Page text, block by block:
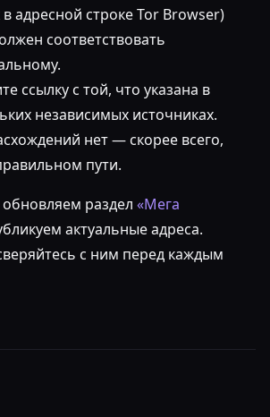
адресной строке Tor Browser)
соответствовать
ссылку с той, что указана в
независимых источниках.
нет — скорее всего,
пути.
раздел «Мега
актуальные адреса.
с ним перед каждым